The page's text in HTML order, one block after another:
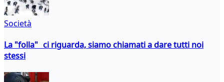
Società
La "folla" ci riguarda, siamo chiamati a dare tutti noi
stessi